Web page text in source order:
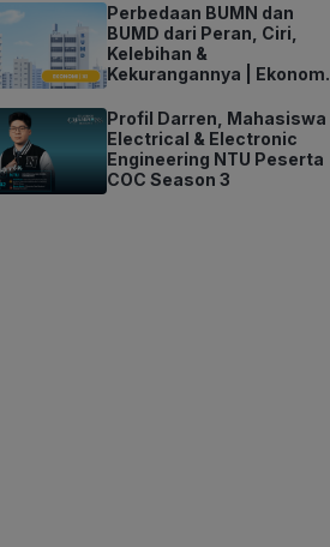
Perbedaan BUMN dan
BUMD dari Peran, Ciri,
Kelebihan &
Kekurangannya | Ekonomi
Profil Darren, Mahasiswa
Electrical & Electronic
Engineering NTU Peserta
COC Season 3